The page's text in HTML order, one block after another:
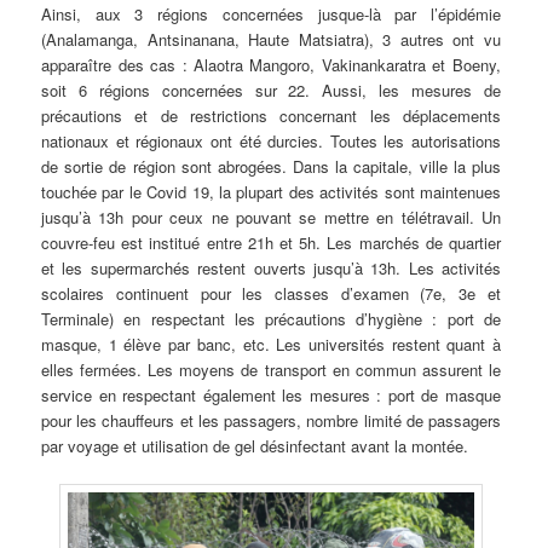
Ainsi, aux 3 régions concernées jusque-là par l’épidémie
(Analamanga, Antsinanana, Haute Matsiatra), 3 autres ont vu
apparaître des cas : Alaotra Mangoro, Vakinankaratra et Boeny,
soit 6 régions concernées sur 22. Aussi, les mesures de
précautions et de restrictions concernant les déplacements
nationaux et régionaux ont été durcies. Toutes les autorisations
de sortie de région sont abrogées. Dans la capitale, ville la plus
touchée par le Covid 19, la plupart des activités sont maintenues
jusqu’à 13h pour ceux ne pouvant se mettre en télétravail. Un
couvre-feu est institué entre 21h et 5h. Les marchés de quartier
et les supermarchés restent ouverts jusqu’à 13h. Les activités
scolaires continuent pour les classes d’examen (7e, 3e et
Terminale) en respectant les précautions d’hygiène : port de
masque, 1 élève par banc, etc. Les universités restent quant à
elles fermées. Les moyens de transport en commun assurent le
service en respectant également les mesures : port de masque
pour les chauffeurs et les passagers, nombre limité de passagers
par voyage et utilisation de gel désinfectant avant la montée.